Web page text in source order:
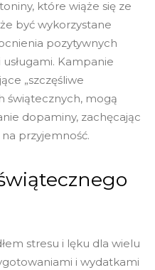
które wiąże się ze
być wykorzystane
pozytywnych
Kampanie
„szczęśliwe
świątecznych, mogą
dopaminy, zachęcając
przyjemność.
stresu i lęku dla wielu
i wydatkami